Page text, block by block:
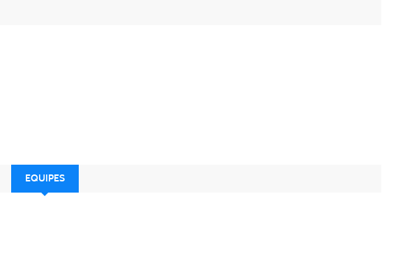
EQUIPES